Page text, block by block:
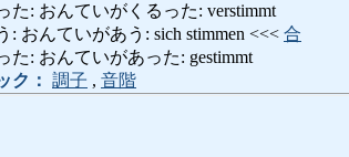
た: おんていがくるった: verstimmt
: おんていがあう: sich stimmen <<< 合
た: おんていがあった: gestimmt
ク： 調子 , 音階